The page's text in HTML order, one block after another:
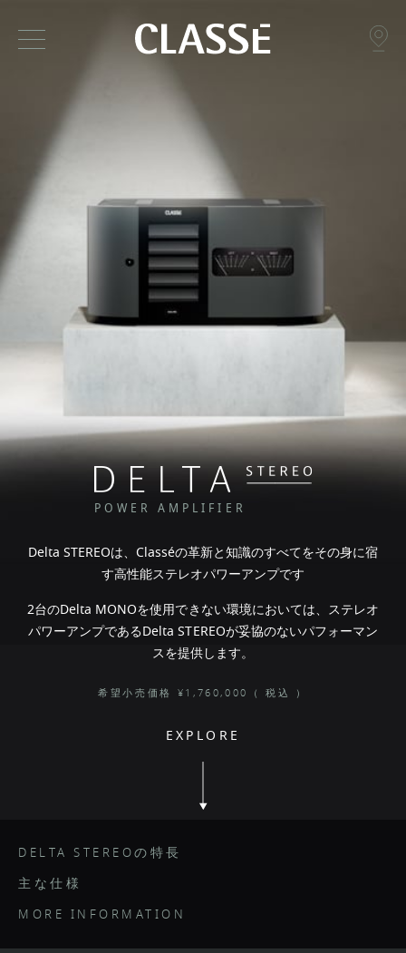
POWER AMPLIFIER
Delta STEREOは、Classéの革新と知識のすべてをその身に宿
す高性能ステレオパワーアンプです
2台のDelta MONOを使用できない環境においては、ステレオ
パワーアンプであるDelta STEREOが妥協のないパフォーマン
スを提供します。
希望小売価格 ¥1,760,000（ 税込 ）
EXPLORE
DELTA STEREOの特長
主な仕様
MORE INFORMATION